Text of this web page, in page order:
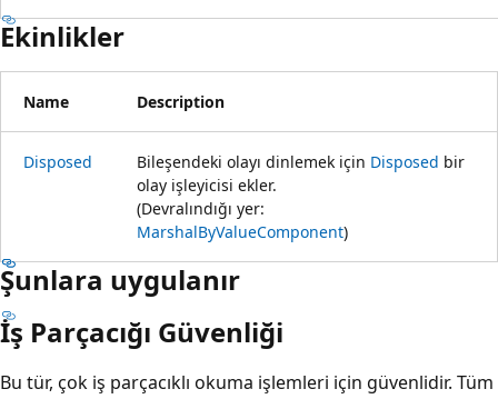
Ekinlikler
Name Description
Disposed Bileşendeki olayı dinlemek için Disposed bir
olay işleyicisi ekler.
(Devralındığı yer:
MarshalByValueComponent)
Şunlara uygulanır
İş Parçacığı Güvenliği
Bu tür, çok iş parçacıklı okuma işlemleri için güvenlidir. Tüm